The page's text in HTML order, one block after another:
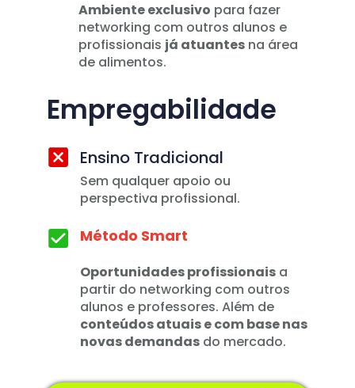
Ensino Tradicional
Método Smart
Ambiente exclusivo para fazer
networking com outros alunos e
profissionais já atuantes na área
de alimentos.
Oportunidades profissionais a
partir do networking com outros
alunos e professores. Além de
conteúdos atuais e com base nas
novas demandas do mercado.
Sem qualquer apoio ou
perspectiva profissional.
Empregabilidade